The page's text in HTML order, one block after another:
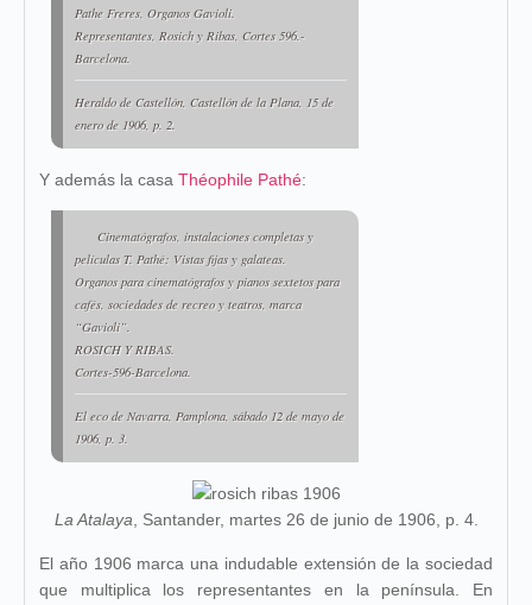
Pathe Freres, Organos Gavioli.
Representantes, Rosich y Ribas, Cortes 596.-
Barcelona.
Heraldo de Castellón, Castellón de la Plana, 15 de
enero de 1906, p. 2.
Y además la casa Théophile Pathé:
Cinematógrafos, instalaciones completas y
películas T. Pathé: Vistas fijas y galateas.
Organos para cinematógrafos y pianos sextetos para
cafés, sociedades de recreo y teatros, marca
“Gavioli”.
ROSICH Y RIBAS.
Cortes-596-Barcelona.
El eco de Navarra, Pamplona, sábado 12 de mayo de
1906, p. 3.
La Atalaya , Santander, martes 26 de junio de 1906, p. 4.
El año 1906 marca una indudable extensión de la sociedad
que multiplica los representantes en la península. En